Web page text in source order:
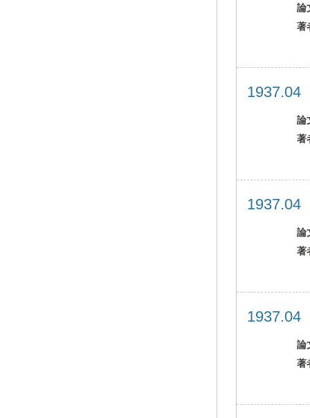
論
著
論
著
論
著
論
著